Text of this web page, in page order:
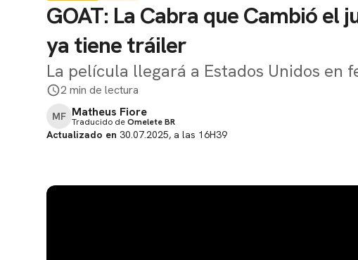
GOAT: La Cabra que Cambió el
ya tiene tráiler
La película llegará a Estados Unidos en
2 min de lectura
MF Matheus Fiore
Traducido deOmelete BR
Actualizado en 30.07.2025, a las 16H39